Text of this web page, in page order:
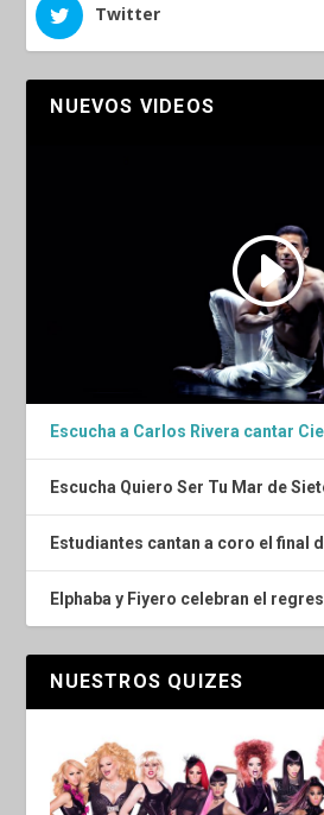
Twitter
NUEVOS VIDEOS
Escucha a Carlos Rivera cantar
Escucha Quiero Ser Tu Mar de
Estudiantes cantan a coro el final
Elphaba y Fiyero celebran el
NUESTROS QUIZES